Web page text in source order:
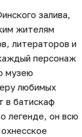
залива,
жителям
литераторов и
персонаж
музею
любимых
в батискаф
легенде, он всю